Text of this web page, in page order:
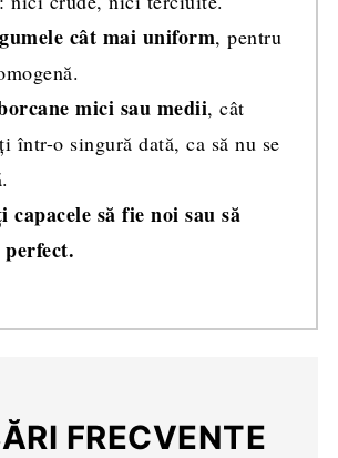
cât mai uniform, pentru
mici sau medii, cât
într-o singură dată, ca să nu se
capacele să fie noi sau să
perfect.
FRECVENTE